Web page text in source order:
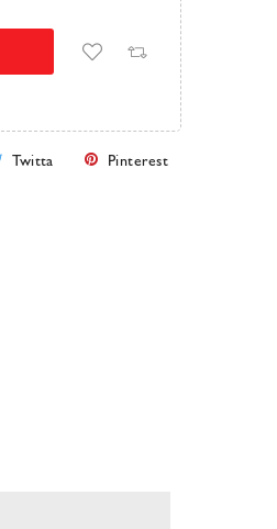
Twitta Pinterest